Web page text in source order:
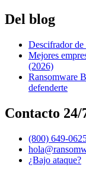
Del blog
Descifrador de
Mejores
(2026)
Ransomware
defenderte
Contacto 24/
(800) 649-
¿Bajo ataque?